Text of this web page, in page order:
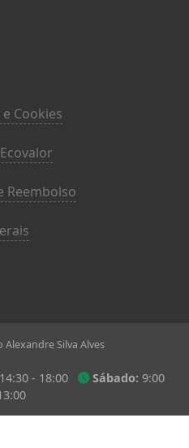
Cookies
Reembolso
Alexandre Silva Alves
- 18:00 Sábado: 9:00